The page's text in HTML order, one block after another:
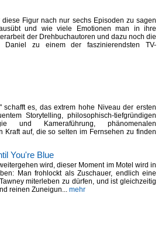
Figur nach nur sechs Episoden zu sagen
und wie viele Emotionen man in ihre
der Drehbuchautoren und dazu noch die
Daniel zu einem der faszinierendsten TV-
schafft es, das extrem hohe Niveau der ersten
Storytelling, philosophisch-tiefgründigen
und Kameraführung, phänomenalen
auf, die so selten im Fernsehen zu finden
You're Blue
wird, dieser Moment im Motel wird in
Man frohlockt als Zuschauer, endlich eine
miterleben zu dürfen, und ist gleichzeitig
reinen Zuneigun... mehr